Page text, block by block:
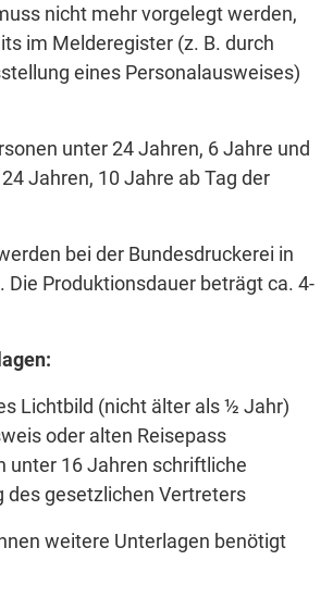
nicht mehr vorgelegt werden,
im Melderegister (z. B. durch
eines Personalausweises)
unter 24 Jahren, 6 Jahre und
Jahren, 10 Jahre ab Tag der
bei der Bundesdruckerei in
Die Produktionsdauer beträgt ca. 4-
Lichtbild (nicht älter als ½ Jahr)
oder alten Reisepass
unter 16 Jahren schriftliche
des gesetzlichen Vertreters
weitere Unterlagen benötigt